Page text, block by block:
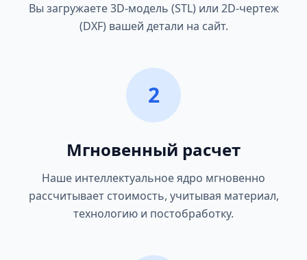
Вы загружаете 3D-модель (STL) или 2D-чертеж
(DXF) вашей детали на сайт.
2
Мгновенный расчет
Наше интеллектуальное ядро мгновенно
рассчитывает стоимость, учитывая материал,
технологию и постобработку.